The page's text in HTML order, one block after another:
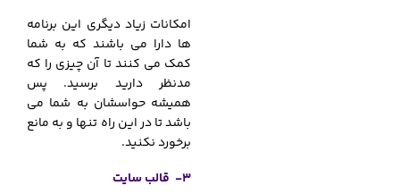
امکانات زیاد دیگری این برنامه
ها دارا می باشند که به شما
کمک می کنند تا آن چیزی را که
مدنظر دارید برسید. پس
همیشه حواسشان به شما می
باشد تا در این راه تنها و به مانع
برخورد نکنید.
3- قالب سایت